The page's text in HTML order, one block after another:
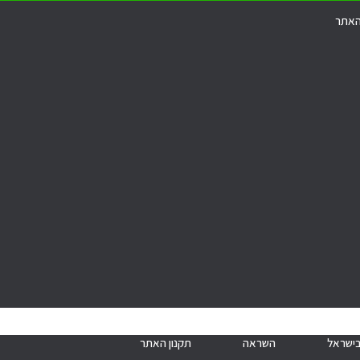
האתר
השראה תקנון האתר